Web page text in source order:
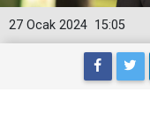
15:05
27 Ocak 2024